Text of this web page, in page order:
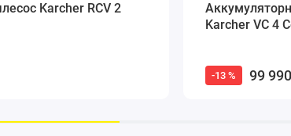
Karcher RCV 2
Karcher VC 4
-13 % 99